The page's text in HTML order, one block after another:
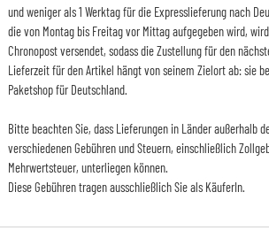
und weniger als 1 Werktag für die Expresslieferung nach
die von Montag bis Freitag vor Mittag aufgegeben wird,
Chronopost versendet, sodass die Zustellung für den
Lieferzeit für den Artikel hängt von seinem Zielort ab: sie
Paketshop für Deutschland.
Bitte beachten Sie, dass Lieferungen in Länder außerhalb
verschiedenen Gebühren und Steuern, einschließlich
Mehrwertsteuer, unterliegen können.
Diese Gebühren tragen ausschließlich Sie als KäuferIn.